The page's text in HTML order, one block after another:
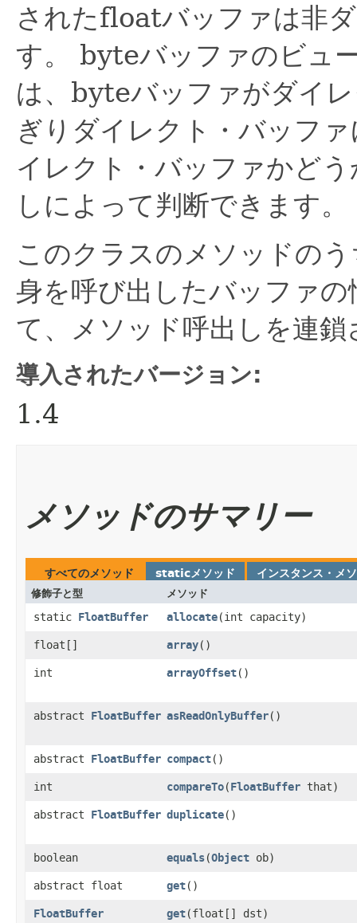
されたfloatバッファは非
す。
byteバッファのビュ
は、byteバッファがダイ
ぎりダイレクト・バッフ
イレクト・バッファかど
しによって判断できます。
このクラスのメソッドの
身を呼び出したバッファ
て、メソッド呼出しを連
導入されたバージョン:
1.4
メソッドのサマリー
すべてのメソッド staticメソッド インスタンス・メ
修飾子と型 メソッド
static FloatBuffer allocate​(int capacity)
float[] array()
int arrayOffset()
abstract FloatBuffer asReadOnlyBuffer()
abstract FloatBuffer compact()
int compareTo​(FloatBuffer that)
abstract FloatBuffer duplicate()
boolean equals​(Object ob)
abstract float get()
FloatBuffer get​(float[] dst)